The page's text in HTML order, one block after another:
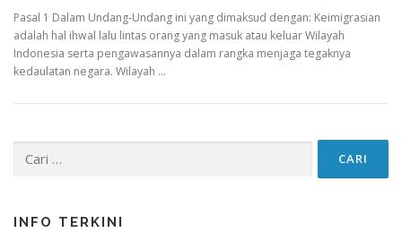
Pasal 1 Dalam Undang-Undang ini yang dimaksud dengan: Keimigrasian
adalah hal ihwal lalu lintas orang yang masuk atau keluar Wilayah
Indonesia serta pengawasannya dalam rangka menjaga tegaknya
kedaulatan negara. Wilayah …
untuk:
INFO TERKINI